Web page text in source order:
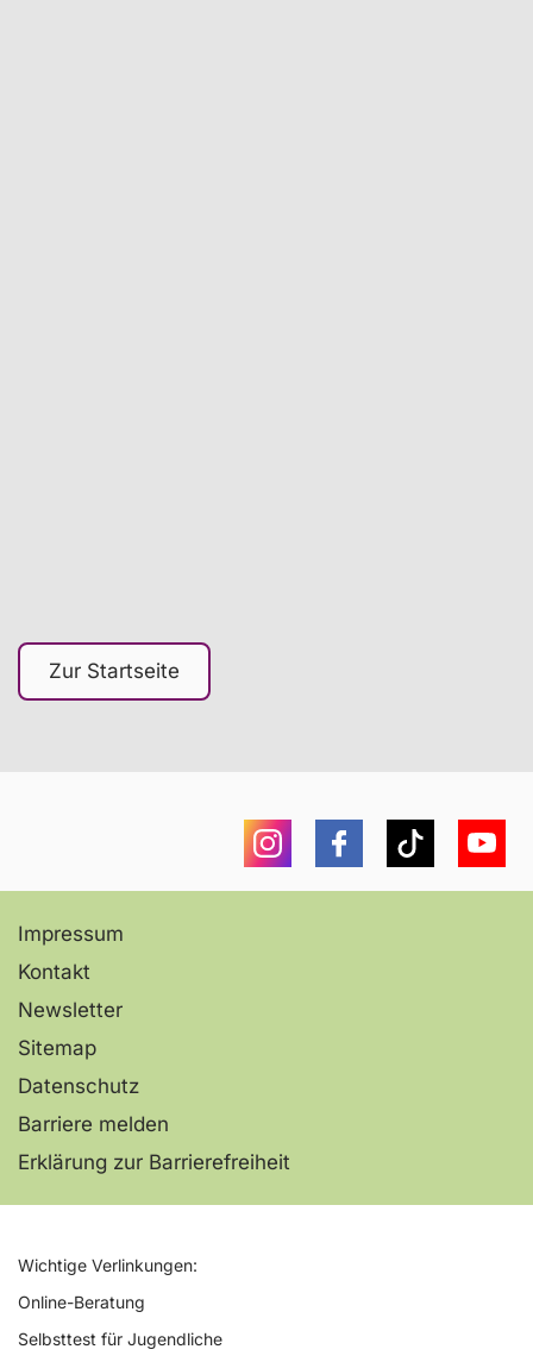
Wie lang dauert die Beratung?
Welche Vorteile hat die Online-
Beratung?
Zur Startseite
Instagram Facebook Tiktok
Impressum
Kontakt
Newsletter
Sitemap
Datenschutz
Barriere melden
Erklärung zur Barrierefreiheit
Wichtige Verlinkungen:
Online-Beratung
Selbsttest für Jugendliche